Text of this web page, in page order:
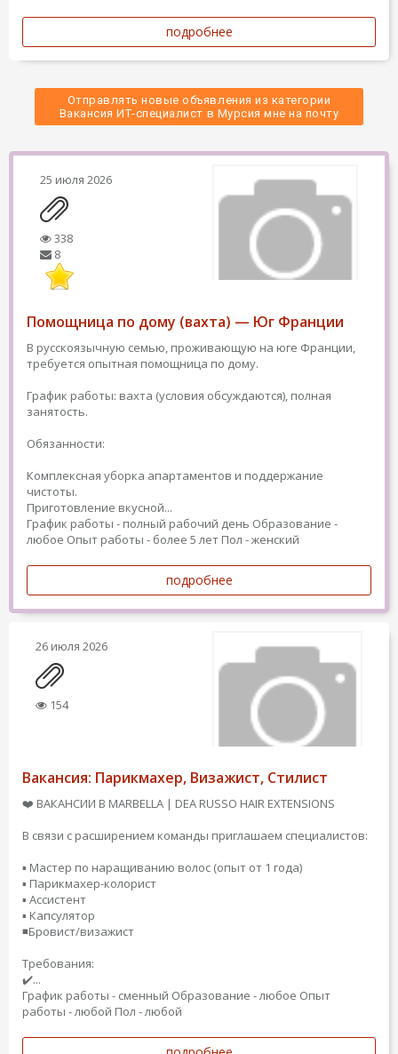
подробнее
Отправлять новые объявления из категории
Вакансия ИТ-специалист в Мурсия мне на почту
25 июля 2026
338
8
Помощница по дому (вахта) — Юг Франции
В русскоязычную семью, проживающую на юге Франции,
требуется опытная помощница по дому.
График работы: вахта (условия обсуждаются), полная
занятость.
Обязанности:
Комплексная уборка апартаментов и поддержание
чистоты.
Приготовление вкусной...
График работы - полный рабочий день Образование -
любое Опыт работы - более 5 лет Пол - женский
подробнее
26 июля 2026
154
Вакансия: Парикмахер, Визажист, Стилист
❤️ ВАКАНСИИ В MARBELLA | DEA RUSSO HAIR EXTENSIONS
В связи с расширением команды приглашаем специалистов:
▪️ Мастер по наращиванию волос (опыт от 1 года)
▪️ Парикмахер-колорист
▪️ Ассистент
▪️ Капсулятор
◾️Бровист/визажист
Требования:
✔️...
График работы - сменный Образование - любое Опыт
работы - любой Пол - любой